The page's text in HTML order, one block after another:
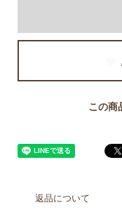
この商
返品について